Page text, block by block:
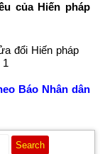
của Hiến pháp
Báo Nhân dân